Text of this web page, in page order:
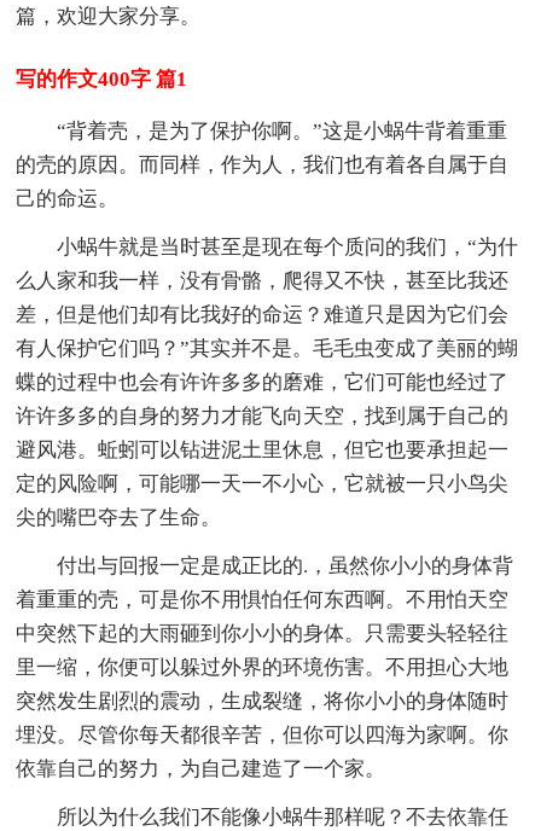
篇，欢迎大家分享。
写的作文400字 篇1
“背着壳，是为了保护你啊。”这是小蜗牛背着重重
的壳的原因。而同样，作为人，我们也有着各自属于自
己的命运。
小蜗牛就是当时甚至是现在每个质问的我们，“为什
么人家和我一样，没有骨骼，爬得又不快，甚至比我还
差，但是他们却有比我好的命运？难道只是因为它们会
有人保护它们吗？”其实并不是。毛毛虫变成了美丽的蝴
蝶的过程中也会有许许多多的磨难，它们可能也经过了
许许多多的自身的努力才能飞向天空，找到属于自己的
避风港。蚯蚓可以钻进泥土里休息，但它也要承担起一
定的风险啊，可能哪一天一不小心，它就被一只小鸟尖
尖的嘴巴夺去了生命。
付出与回报一定是成正比的.，虽然你小小的身体背
着重重的壳，可是你不用惧怕任何东西啊。不用怕天空
中突然下起的大雨砸到你小小的身体。只需要头轻轻往
里一缩，你便可以躲过外界的环境伤害。不用担心大地
突然发生剧烈的震动，生成裂缝，将你小小的身体随时
埋没。尽管你每天都很辛苦，但你可以四海为家啊。你
依靠自己的努力，为自己建造了一个家。
所以为什么我们不能像小蜗牛那样呢？不去依靠任